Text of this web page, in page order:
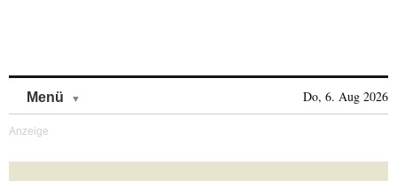
Menü Do, 6. Aug 2026